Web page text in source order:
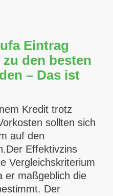
Eintrag
den besten
– Das ist
Kredit trotz
sollten sich
auf den
Effektivzins
Vergleichskriterium
er maßgeblich die
Der